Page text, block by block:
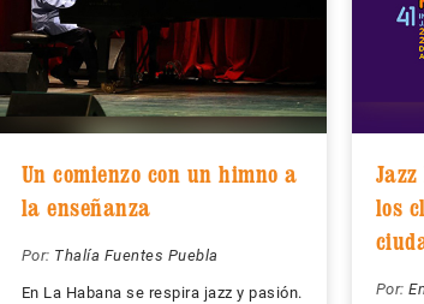
Un comienzo con un himno a
la enseñanza
Por: Thalía Fuentes Puebla
En La Habana se respira jazz y pasión.
los
Por: